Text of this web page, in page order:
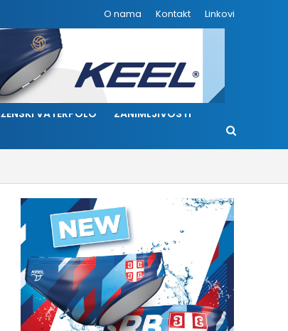
O nama Kontakt Linkovi
ŽENSKI VATERPOLO ZANIMLJIVOSTI